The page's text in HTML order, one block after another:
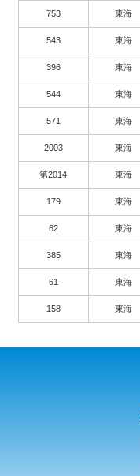
753 東海
543 東海
396 東海
544 東海
571 東海
2003 東海
第2014 東海
179 東海
62 東海
385 東海
61 東海
158 東海